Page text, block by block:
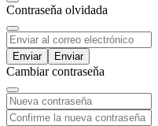
Contraseňa olvidada
Enviar
Cambiar contraseňa